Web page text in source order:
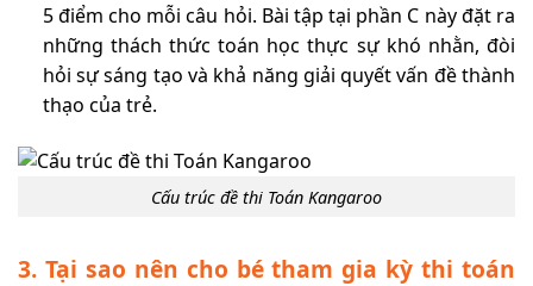
5 điểm cho mỗi câu hỏi. Bài tập tại phần C này đặt ra
những thách thức toán học thực sự khó nhằn, đòi
hỏi sự sáng tạo và khả năng giải quyết vấn đề thành
thạo của trẻ.
Cấu trúc đề thi Toán Kangaroo
3. Tại sao nên cho bé tham gia kỳ thi toán